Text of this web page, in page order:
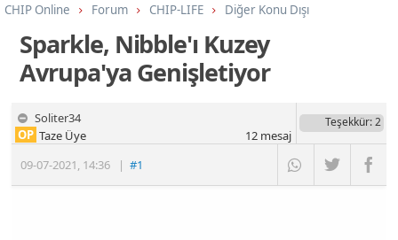
CHIP Online Forum CHIP-LIFE Diğer Konu Dışı
Sparkle, Nibble'ı Kuzey
Avrupa'ya Genişletiyor
Soliter34
09-07-2021, 14:36 |#1
OP Taze Üye
Teşekkür: 2
12mesaj